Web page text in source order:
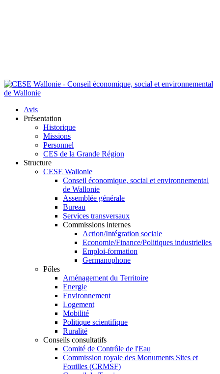
Avis
Présentation
Historique
Missions
Personnel
CES de la Grande Région
Structure
CESE Wallonie
Conseil économique, social et environnemental
de Wallonie
Assemblée générale
Bureau
Services transversaux
Commissions internes
Action/Intégration sociale
Economie/Finance/Politiques industrielles
Emploi-formation
Germanophone
Pôles
Aménagement du Territoire
Energie
Environnement
Logement
Mobilité
Politique scientifique
Ruralité
Conseils consultatifs
Comité de Contrôle de l'Eau
Commission royale des Monuments Sites et
Fouilles (CRMSF)